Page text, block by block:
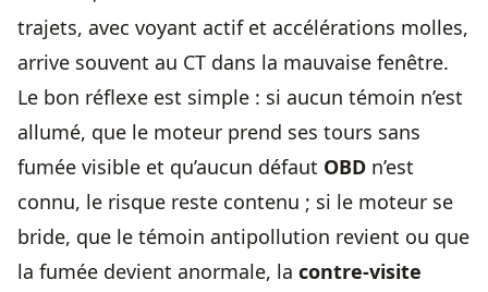
trajets, avec voyant actif et accélérations molles,
arrive souvent au CT dans la mauvaise fenêtre.
Le bon réflexe est simple : si aucun témoin n’est
allumé, que le moteur prend ses tours sans
fumée visible et qu’aucun défaut OBD n’est
connu, le risque reste contenu ; si le moteur se
bride, que le témoin antipollution revient ou que
la fumée devient anormale, la contre-visite